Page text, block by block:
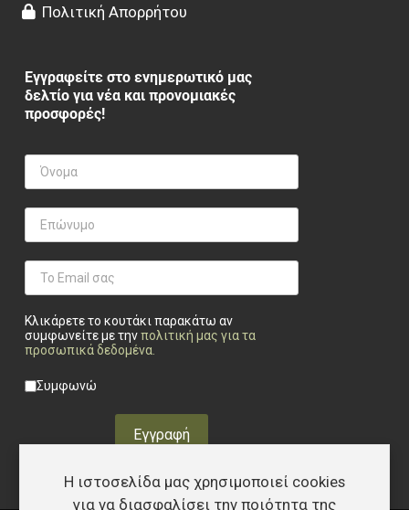
Πολιτική Απορρήτου
Εγγραφείτε στο ενημερωτικό μας
δελτίο για νέα και προνομιακές
προσφορές!
Κλικάρετε το κουτάκι παρακάτω αν
συμφωνείτε με τηνπολιτική μας για τα
προσωπικά δεδομένα.
Privacy checkbox
Συμφωνώ
Εγγραφή
Η ιστοσελίδα μας χρησιμοποιεί cookies
για να διασφαλίσει την ποιότητα της